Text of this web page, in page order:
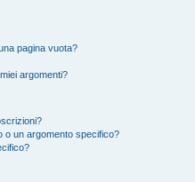
pagina vuota?
argomenti?
o un argomento specifico?